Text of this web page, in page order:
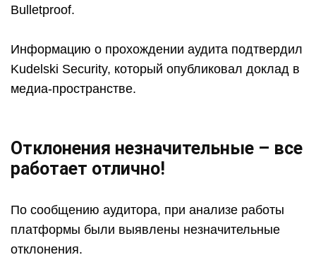
Bulletproof.
Информацию о прохождении аудита подтвердил
Kudelski Security, который опубликовал доклад в
медиа-пространстве.
Отклонения незначительные – все
работает отлично!
По сообщению аудитора, при анализе работы
платформы были выявлены незначительные
отклонения.